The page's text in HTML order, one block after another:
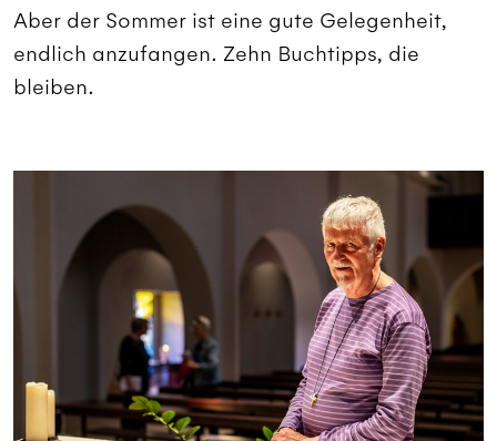
Aber der Sommer ist eine gute Gelegenheit,
endlich anzufangen. Zehn Buchtipps, die
bleiben.